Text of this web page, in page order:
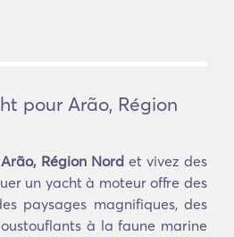
pour Arão, Région
Région Nord et vivez des
un yacht à moteur offre des
paysages magnifiques, des
à la faune marine